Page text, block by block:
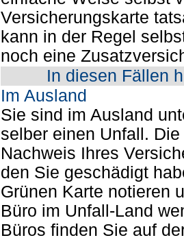
Versicherungskarte
kann in der Regel
noch eine
In diesen Fällen
Im Ausland
Sie sind im Ausland
selber einen Unfall.
Nachweis Ihres
den Sie geschädigt
Grünen Karte notieren
Büro im Unfall-Land
Büros finden Sie auf